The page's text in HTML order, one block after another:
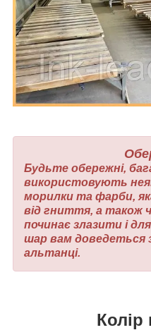
Будьте обережні,
використовують
морилки та фарби,
від гниття, а також
починає злазити і
шар вам доведеться
альтанці.
Колір